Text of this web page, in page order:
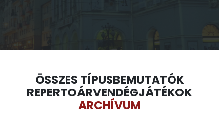
ÖSSZES TÍPUSBEMUTATÓK
REPERTOÁRVENDÉGJÁTÉKOK
ARCHÍVUM